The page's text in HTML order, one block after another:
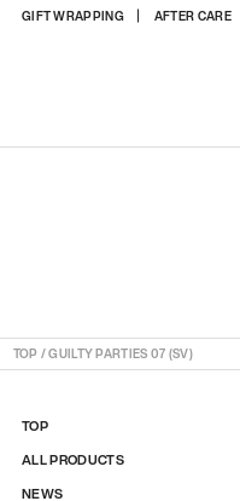
GIFT WRAPPING AFTER CARE
상
TOP /GUILTY PARTIES 07 (SV)
TOP
ALL PRODUCTS
NEWS